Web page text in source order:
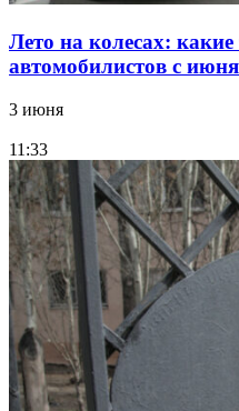
Лето на колесах:
автомобилистов с
3 июня
11:33